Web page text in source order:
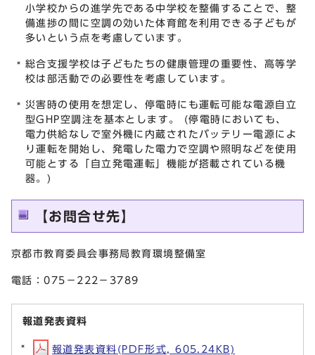
小学校からの進学先である中学校を整備することで、整
備進捗の間に空調の効いた体育館を利用できる子どもが
多いという点を考慮しています。
総合支援学校は子どもたちの健康管理の重要性、高等学
校は部活動での必要性を考慮しています。
災害時の使用を想定し、停電時にも運転可能な電源自立
型GHP空調 注を基本とします。 (停電時においても、
電力供給なしで室外機に内蔵されたバッテリー電源によ
り運転を開始し、発電した電力で空調や照明などを使用
可能とする「自立発電運転」機能が搭載されている機
器。)
【お問合せ先】
京都市教育委員会事務局教育環境整備室
電話：075－222－3789
報道発表資料
報道発表資料(PDF形式, 605.24KB)